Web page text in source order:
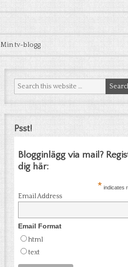
Min tv-blogg
Psst!
Blogginlägg via mail?
dig här:
* indicates
Email Address
Email Format
html
text